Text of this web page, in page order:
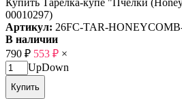
00010297)
Артикул: 26FC-TAR-
В наличии
790 ₽ 553 ₽ ×
UpDown
Купить